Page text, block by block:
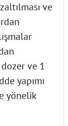
ve
ve 1
yapımı
yönelik